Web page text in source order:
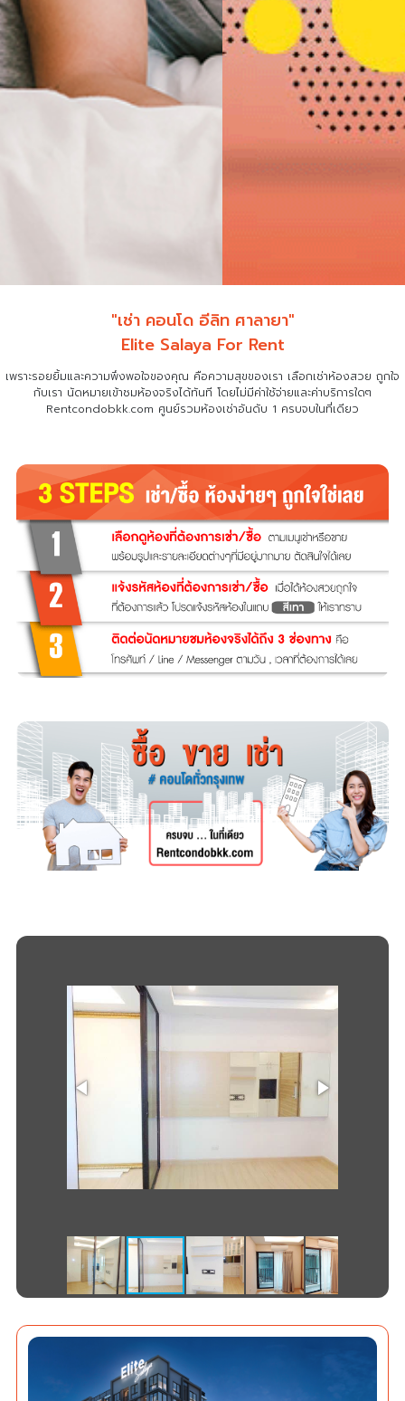
"เช่า คอนโด อีลิท ศาลายา"
Elite Salaya For Rent
เพราะรอยยิ้มและความพึงพอใจของคุณ คือความสุขของเรา เลือกเช่าห้องสวย ถูกใจ
กับเรา นัดหมายเข้าชมห้องจริงได้ทันที โดยไม่มีค่าใช้จ่ายและค่าบริการใดๆ
Rentcondobkk.com ศูนย์รวมห้องเช่าอันดับ 1 ครบจบในที่เดียว